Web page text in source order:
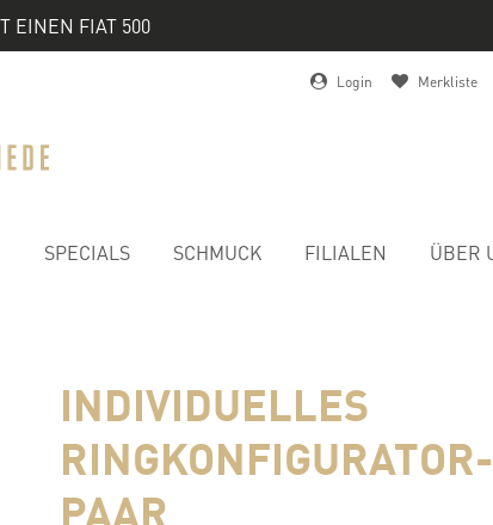
EINEN FIAT 500
Login Merkliste
SPECIALS SCHMUCK FILIALEN ÜBER
INDIVIDUELLES
RINGKONFIGURATOR-
PAAR